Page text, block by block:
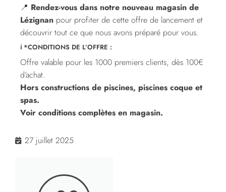
📍 Rendez-vous dans notre nouveau magasin de
Lézignan pour profiter de cette offre de lancement et
découvrir tout ce que nous avons préparé pour vous.
ℹ️ *CONDITIONS DE L’OFFRE :
Offre valable pour les 1000 premiers clients, dès 100€
d’achat.
Hors constructions de piscines, piscines coque et
spas.
Voir conditions complètes en magasin.
27 juillet 2025